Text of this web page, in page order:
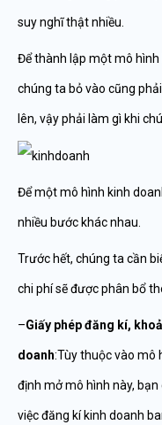
suy nghĩ thật nhiều.
Để thành lập một mô hình
chúng ta bỏ vào cũng
lên, vậy phải làm gì khi
Để một mô hình kinh
nhiều bước khác nhau.
Trước hết, chúng ta cần
chi phí sẽ được phân bổ
–Giấy phép đăng kí,
doanh:Tùy thuộc vào mô
định mở mô hình này,
việc đăng kí kinh doanh